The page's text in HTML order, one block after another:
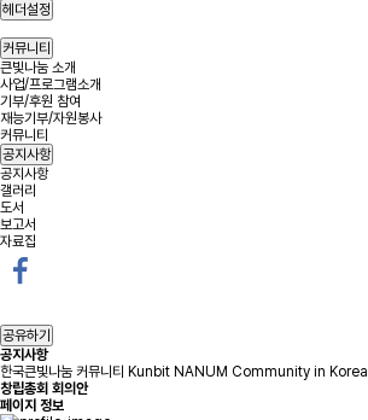
헤더설정
커뮤니티
큰빛나눔 소개
사업/프로그램소개
기부/후원 참여
재능기부/자원봉사
커뮤니티
공지사항
공지사항
갤러리
도서
보고서
자료집
공유하기
공지사항
한국큰빛나눔 커뮤니티 Kunbit NANUM Community in Korea
창립총회 회의안
페이지 정보